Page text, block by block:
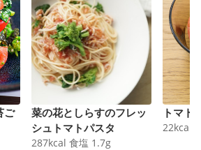
ご
菜の花としらすのフレッ
シュトマトパスタ
287kcal 食塩 1.7g
トマト
22kcal